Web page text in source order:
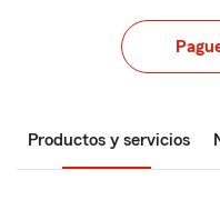
Productos y servicios